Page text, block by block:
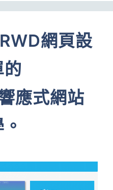
網頁設
應式網站